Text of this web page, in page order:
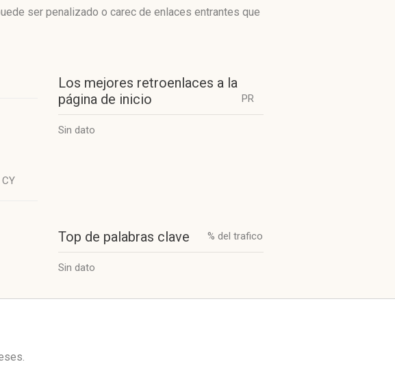
ser penalizado o carec de enlaces entrantes que
Los mejores retroenlaces a la
página de inicio
PR
Sin dato
Top de palabras clave % del trafico
Sin dato
.